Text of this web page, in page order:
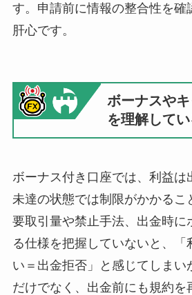
す。申請前に情報の整合性を確
肝心です。
ボーナスや
を理解して
ボーナス付き口座では、利益は
未達の状態では制限がかかるこ
要取引量や禁止手法、出金時に
る仕様を把握していないと、「
い＝出金拒否」と感じてしまい
だけでなく、出金前にも規約を